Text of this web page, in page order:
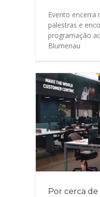
Evento encerra
palestras e
programação
Blumenau
Por cerca de